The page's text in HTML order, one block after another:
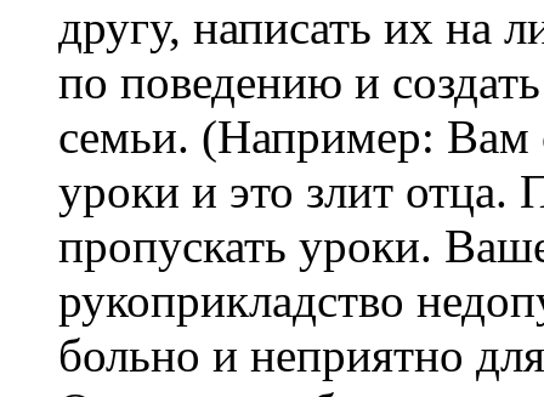
другу, написать их на
по поведению и
семьи. (Например: Вам
уроки и это злит отца.
пропускать уроки.
рукоприкладство
больно и неприятно